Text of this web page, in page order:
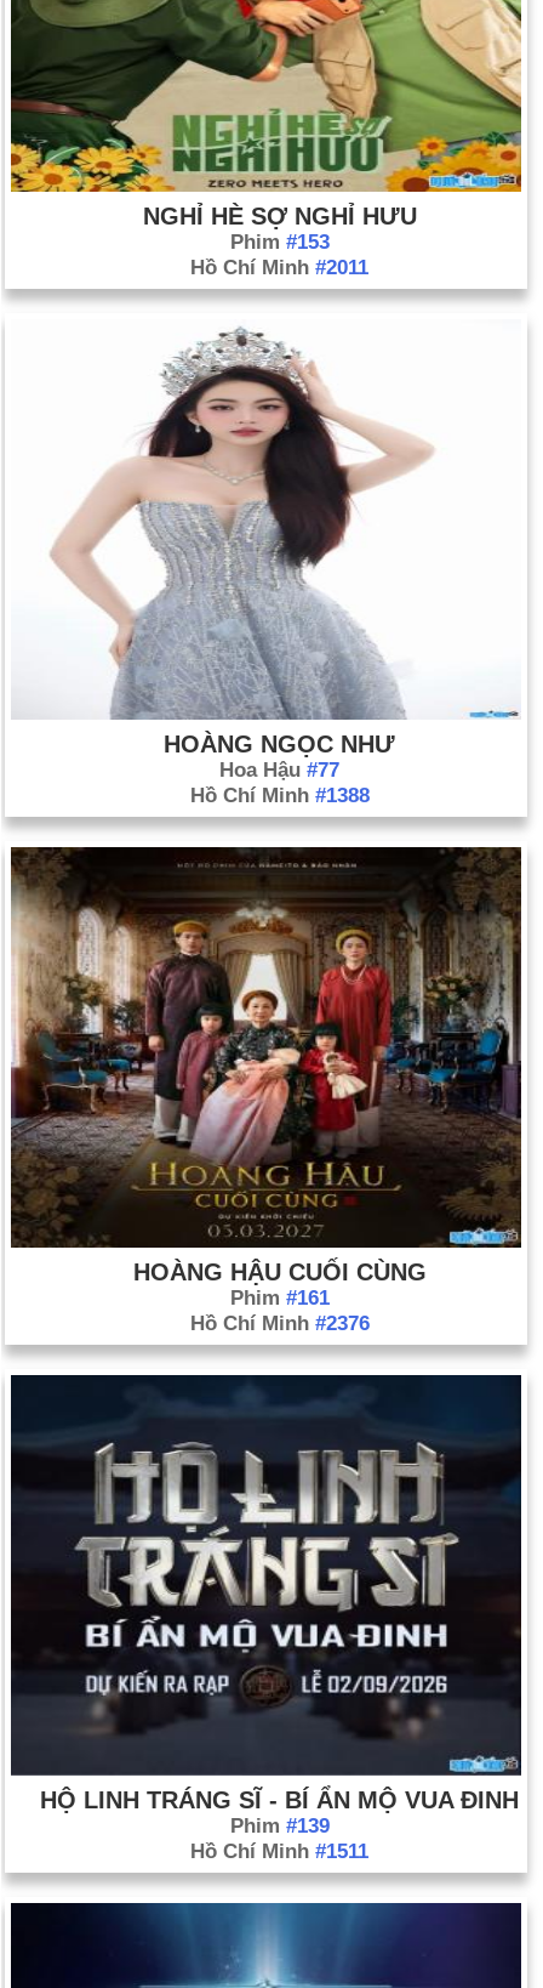
NGHỈ HÈ SỢ NGHỈ HƯU
Phim #153
Hồ Chí Minh #2011
HOÀNG NGỌC NHƯ
Hoa Hậu #77
Hồ Chí Minh #1388
HOÀNG HẬU CUỐI CÙNG
Phim #161
Hồ Chí Minh #2376
HỘ LINH TRÁNG SĨ - BÍ ẨN MỘ VUA ĐINH
Phim #139
Hồ Chí Minh #1511